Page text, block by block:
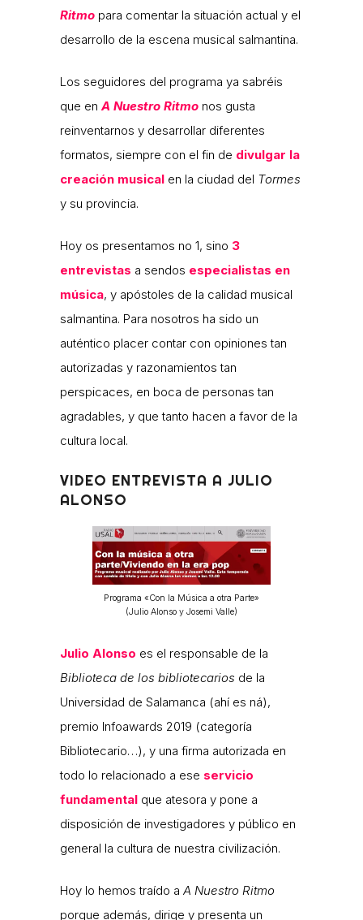
Ritmo para comentar la situación actual y el
desarrollo de la escena musical salmantina.
Los seguidores del programa ya sabréis
que enA Nuestro Ritmo nos gusta
reinventarnos y desarrollar diferentes
formatos, siempre con el fin de divulgar la
creación musical en la ciudad del Tormes
y su provincia.
Hoy os presentamos no 1, sino 3
entrevistas a sendos especialistas en
música, y apóstoles de la calidad musical
salmantina. Para nosotros ha sido un
auténtico placer contar con opiniones tan
autorizadas y razonamientos tan
perspicaces, en boca de personas tan
agradables, y que tanto hacen a favor de la
cultura local.
VIDEO ENTREVISTA A JULIO
ALONSO
Programa «Con la Música a otra Parte»
(Julio Alonso y Josemi Valle)
Julio Alonso es el responsable de la
Biblioteca de los bibliotecarios de la
Universidad de Salamanca (ahí es ná),
premio Infoawards 2019 (categoría
Bibliotecario…), y una firma autorizada en
todo lo relacionado a ese servicio
fundamental que atesora y pone a
disposición de investigadores y público en
general la cultura de nuestra civilización.
Hoy lo hemos traído a A Nuestro Ritmo
porque además, dirige y presenta un